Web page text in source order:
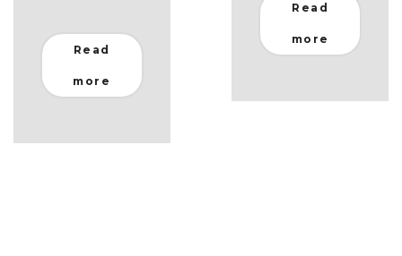
Read
more
Read
more